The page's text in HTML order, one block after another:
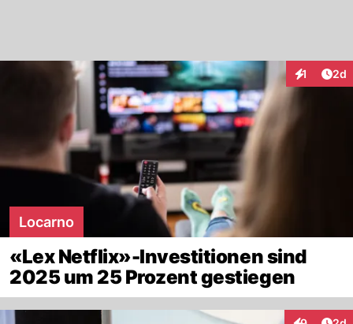
1 2d
Locarno
«Lex Netflix»-Investitionen sind
2025 um 25 Prozent gestiegen